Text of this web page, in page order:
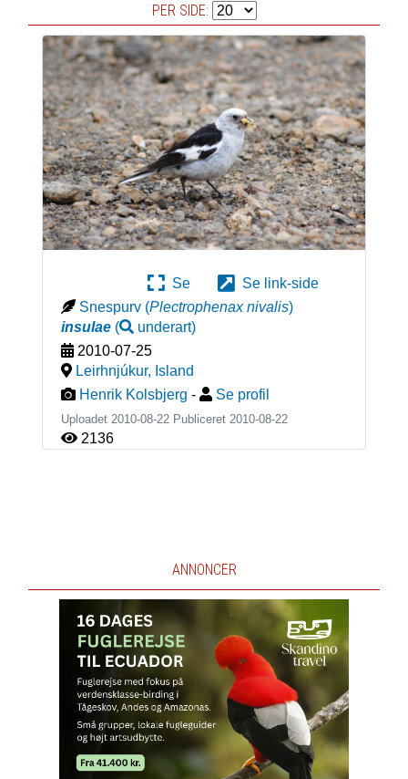
PER SIDE:
Se
Se link-side
Snespurv (Plectrophenax nivalis)
insulae( underart)
2010-07-25
Leirhnjúkur, Island
Henrik Kolsbjerg - Se profil
Uploadet 2010-08-22 Publiceret 2010-08-22
2136
ANNONCER